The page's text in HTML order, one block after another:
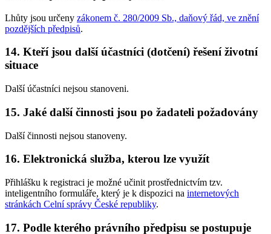
Lhůty jsou určeny zákonem č. 280/2009 Sb., daňový řád, ve znění
pozdějších předpisů.
14. Kteří jsou další účastníci (dotčení) řešení životní
situace
Další účastníci nejsou stanoveni.
15. Jaké další činnosti jsou po žadateli požadovány
Další činnosti nejsou stanoveny.
16. Elektronická služba, kterou lze využít
Přihlášku k registraci je možné učinit prostřednictvím tzv.
inteligentního formuláře, který je k dispozici na internetových
stránkách Celní správy České republiky.
17. Podle kterého právního předpisu se postupuje